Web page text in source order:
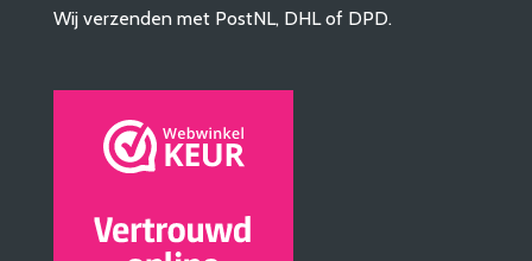
Wij verzenden met PostNL, DHL of DPD.